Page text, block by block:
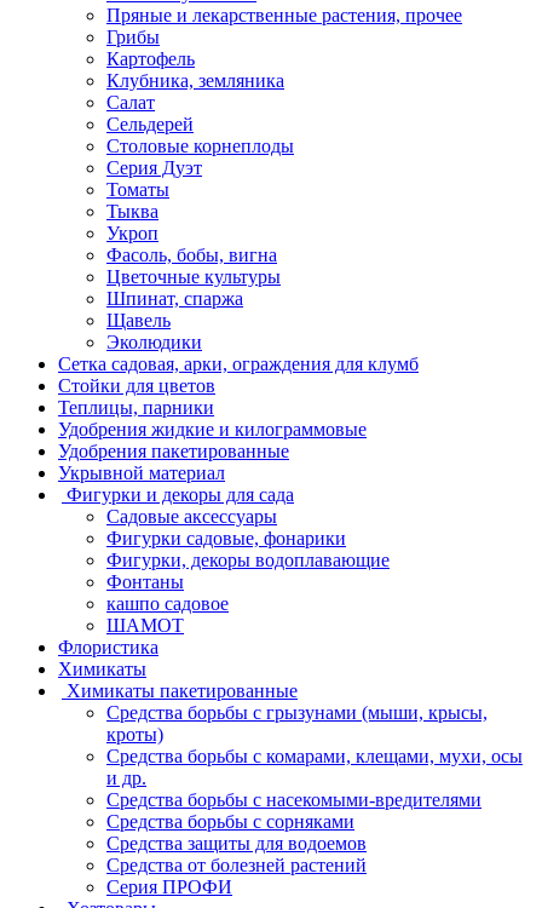
Пряные и лекарственные растения, прочее
Грибы
Картофель
Клубника, земляника
Салат
Сельдерей
Столовые корнеплоды
Серия Дуэт
Томаты
Тыква
Укроп
Фасоль, бобы, вигна
Цветочные культуры
Шпинат, спаржа
Щавель
Эколюдики
Сетка садовая, арки, ограждения для клумб
Стойки для цветов
Теплицы, парники
Удобрения жидкие и килограммовые
Удобрения пакетированные
Укрывной материал
Фигурки и декоры для сада
Садовые аксессуары
Фигурки садовые, фонарики
Фигурки, декоры водоплавающие
Фонтаны
кашпо садовое
ШАМОТ
Флористика
Химикаты
Химикаты пакетированные
Средства борьбы с грызунами (мыши, крысы,
кроты)
Средства борьбы с комарами, клещами, мухи, осы
и др.
Средства борьбы с насекомыми-вредителями
Средства борьбы с сорняками
Средства защиты для водоемов
Средства от болезней растений
Серия ПРОФИ